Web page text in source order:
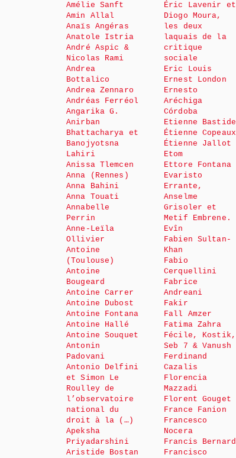
Amélie Sanft
Amin Allal
Anaïs Angéras
Anatole Istria
André Aspic &
Nicolas Rami
Andrea
Bottalico
Andrea Zennaro
Andréas Ferréol
Angarika G.
Anirban
Bhattacharya et
Banojyotsna
Lahiri
Anissa Tlemcen
Anna (Rennes)
Anna Bahini
Anna Touati
Annabelle
Perrin
Anne-Leïla
Ollivier
Antoine
(Toulouse)
Antoine
Bougeard
Antoine Carrer
Antoine Dubost
Antoine Fontana
Antoine Hallé
Antoine Souquet
Antonin
Padovani
Antonio Delfini
et Simon Le
Roulley de
l’observatoire
national du
droit à la (…)
Apeksha
Priyadarshini
Aristide Bostan
Éric Lavenir et
Diogo Moura,
les deux
laquais de la
critique
sociale
Eric Louis
Ernest London
Ernesto
Aréchiga
Córdoba
Etienne Bastide
Étienne Copeaux
Étienne Jallot
Etom
Ettore Fontana
Evaristo
Errante,
Anselme
Grisoler et
Metif Embrene.
Evîn
Fabien Sultan-
Khan
Fabio
Cerquellini
Fabrice
Andreani
Fakir
Fall Amzer
Fatima Zahra
Fécile, Kostik,
Seb 7 & Vanush
Ferdinand
Cazalis
Florencia
Mazzadi
Florent Gouget
France Fanion
Francesco
Nocera
Francis Bernard
Francisco